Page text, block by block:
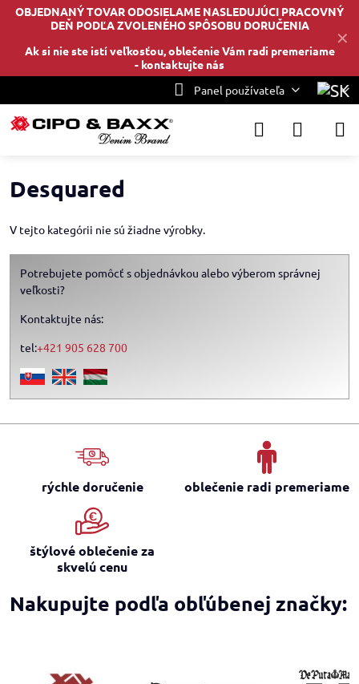
✕
OBJEDNANÝ TOVAR ODOSIELAME NASLEDUJÚCI PRACOVNÝ
DEŇ PODĽA ZVOLENÉHO SPÔSOBU DORUČENIA
Ak si nie ste istí veľkosťou, oblečenie Vám radi premeriame
- kontaktujte nás
Panel používateľa
Desquared
V tejto kategórii nie sú žiadne výrobky.
Potrebujete pomôcť s objednávkou alebo výberom správnej
veľkosti?
Kontaktujte nás:
tel:+421 905 628 700
rýchle doručenie oblečenie radi premeriame
štýlové oblečenie za
skvelú cenu
Nakupujte podľa obľúbenej značky: